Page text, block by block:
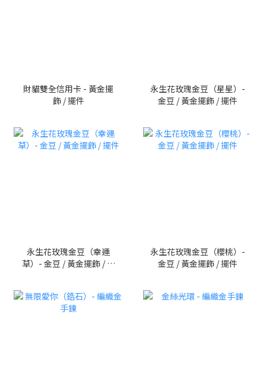
財貓雙全信用卡 - 黃金擺
飾 / 擺件
永生花玫瑰金豆（星星）-
金豆 / 黃金擺飾 / 擺件
永生花玫瑰金豆（幸運
草）- 金豆 / 黃金擺飾 / 擺
永生花玫瑰金豆（櫻桃）-
金豆 / 黃金擺飾 / 擺件